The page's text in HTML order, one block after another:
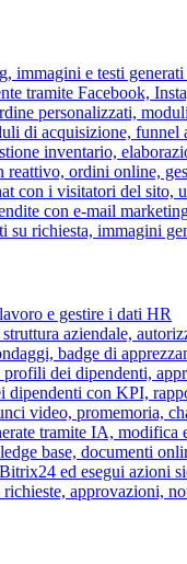
immagini e testi
tramite Facebook,
personalizzati,
di acquisizione,
inventario,
reattivo, ordini online,
con i visitatori del sito,
con e-mail
su richiesta, immagini
e gestire i dati HR
aziendale,
badge di
profili dei dipendenti,
dipendenti con KPI,
video, promemoria,
tramite IA,
base, documenti
ed esegui azioni
approvazioni,